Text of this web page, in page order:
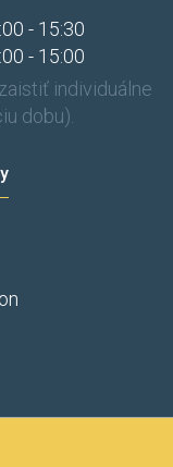
- 15:30
- 15:00
individuálne
dobu).